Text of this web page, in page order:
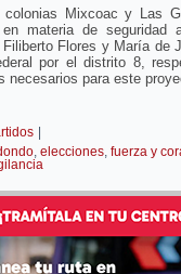
Mixcoac y Las
en materia de
Flores y María de
por el distrito 8,
necesarios para este
, elecciones, fuerza y